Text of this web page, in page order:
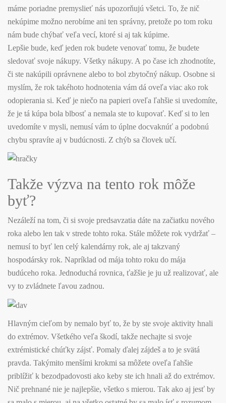
máme poriadne premyslieť nás upozorňujú všetci. To, že nič
nekúpime možno nerobíme ani ten správny, pretože po tom roku
nám bude chýbať veľa vecí, ktoré si aj tak kúpime.
Lepšie bude, keď jeden rok budete venovať tomu, že budete
sledovať svoje nákupy. Všetky nákupy. A po čase ich zhodnotíte,
či ste nakúpili oprávnene alebo to bol zbytočný nákup. Osobne si
myslím, že rok takéhoto hodnotenia vám dá oveľa viac ako rok
odopierania si. Keď je niečo na papieri oveľa ľahšie si uvedomíte,
že je tá kúpa bola blbosť a nemala ste to kupovať. Keď si to len
uvedomíte v mysli, nemusí vám to úplne docvaknúť a podobnú
chybu spravíte aj v budúcnosti. Z chýb sa človek učí.
Takže výzva na tento rok môže
byť?
Nezáleží na tom, či si svoje predsavzatia dáte na začiatku nového
roka alebo len tak v strede tohto roka. Stále môžete rok vydržať –
nemusí to byť len celý kalendárny rok, ale aj takzvaný
hospodársky rok. Napríklad od mája tohto roku do mája
budúceho roka. Jednoduchá rovnica, ťažšie je ju už realizovať, ale
vy to zvládnete ľavou zadnou.
Hlavným cieľom by nemalo byť to, že by ste svoje aktivity hnali
do extrémov. Všetkého veľa škodí, takže nechajte si svoje
extrémistické chúťky zájsť. Pomaly ďalej zájdeš a to je svätá
pravda. Takýmito menšími krokmi sa môžete oveľa ľahšie
priblížiť k bezodpadovosti ako keby ste ich hnali až do extrémov.
Nič prehnané nie je najlepšie, všetko s mierou. Tak ako aj jesť by